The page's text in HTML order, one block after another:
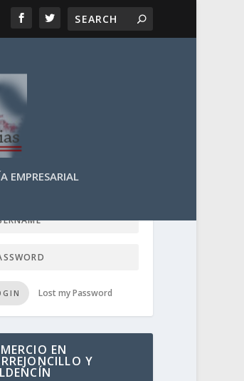
EMPRESARIAL
USER TTN
Lost my Password
EN
Y